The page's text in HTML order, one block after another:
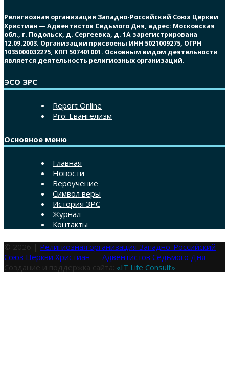
Религиозная организация Западно-Российский Союз Церкви
Христиан — Адвентистов Седьмого Дня, адрес: Московская
обл., г. Подольск, д. Сергеевка, д. 1А зарегистрирована
12.09.2003. Организации присвоены ИНН 5021009275, ОГРН
1035000032275, КПП 507401001. Основным видом деятельности
является деятельность религиозных организаций.
ЭСО ЗРС
Report Online
Pro: Евангелизм
Основное меню
Главная
Новости
Вероучение
Символ веры
История ЗРС
Журнал
Контакты
© 2026 | Религиозная организация Западно-Российский
Союз Церкви Христиан — Адвентистов Седьмого Дня
Создание и поддержка сайта: «IT Life Consult»